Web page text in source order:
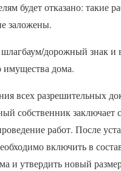
будет отказано: такие
заложены.
шлагбаум/дорожный знак и
имущества дома.
всех разрешительных
собственник заключает
работ. После
включить в
и утвердить новый